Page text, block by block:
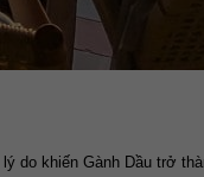
do khiến Gành Dầu trở